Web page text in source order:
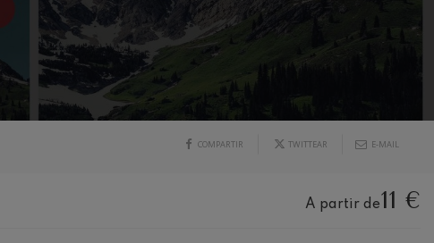
COMPARTIR TWITTEAR E-MAIL
A partir de11 €